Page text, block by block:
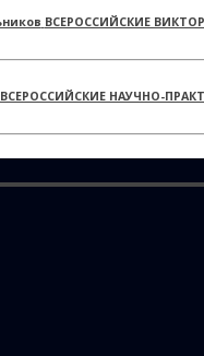
ВСЕРОССИЙСКИЕ
ВСЕРОССИЙСКИЕ НАУЧНО-